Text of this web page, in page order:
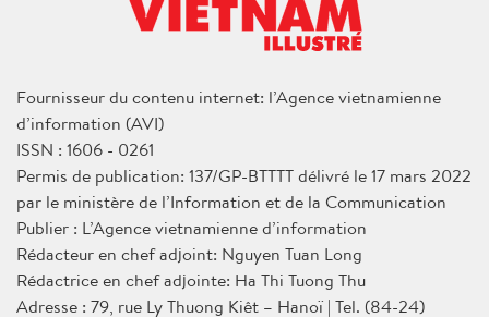
Fournisseur du contenu internet: l’Agence vietnamienne
d’information (AVI)
ISSN : 1606 - 0261
Permis de publication: 137/GP-BTTTT délivré le 17 mars 2022
par le ministère de l’Information et de la Communication
Publier : L’Agence vietnamienne d’information
Rédacteur en chef adjoint: Nguyen Tuan Long
Rédactrice en chef adjointe: Ha Thi Tuong Thu
Adresse : 79, rue Ly Thuong Kiêt – Hanoï | Tel. (84-24)